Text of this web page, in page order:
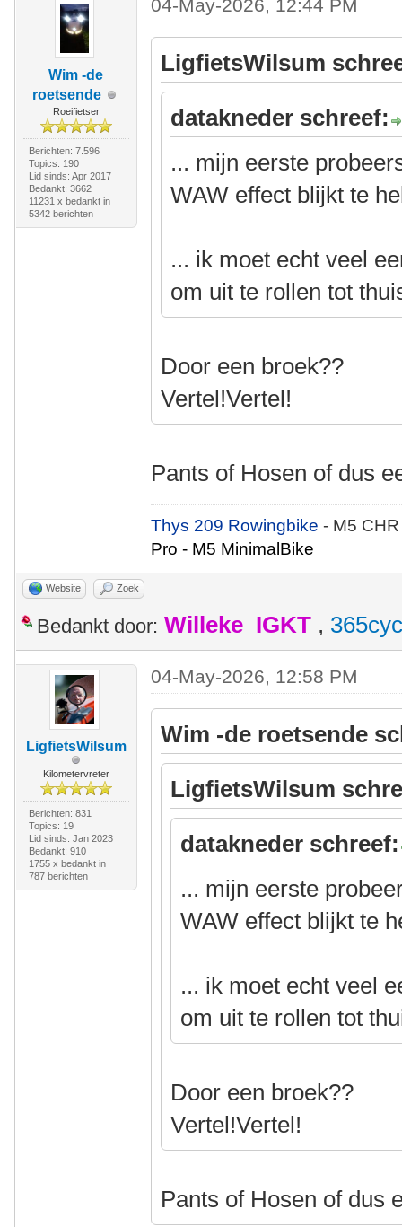
Wim -de
roetsende
Roeifietser
Berichten: 7.596
Topics: 190
Lid sinds: Apr 2017
Bedankt: 3662
11231 x bedankt in
5342 berichten
04-May-2026, 12:44 PM
LigfietsWilsum
datakneder schreef:
... mijn eerste
WAW effect blijkt te
... ik moet echt veel
om uit te rollen tot
Door een broek??
Vertel!Vertel!
Pants of Hosen of dus
Thys 209 Rowingbike- M5
Pro - M5 MinimalBike
Website Zoek
Bedankt door: Willeke_IGKT ,
LigfietsWilsum
Kilometervreter
Berichten: 831
Topics: 19
Lid sinds: Jan 2023
Bedankt: 910
1755 x bedankt in
787 berichten
04-May-2026, 12:58 PM
Wim -de roetsende
LigfietsWilsum
datakneder schreef:
... mijn eerste
WAW effect blijkt te
... ik moet echt veel
om uit te rollen tot
Door een broek??
Vertel!Vertel!
Pants of Hosen of dus